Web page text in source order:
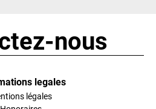
nous
legales
légales